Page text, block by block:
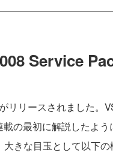
Service
リリースされました。
の最初に解説したよ
きな目玉として以下の